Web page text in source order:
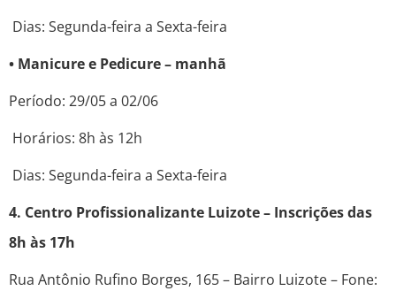
Dias: Segunda-feira a Sexta-feira
• Manicure e Pedicure – manhã
Período: 29/05 a 02/06
Horários: 8h às 12h
Dias: Segunda-feira a Sexta-feira
4. Centro Profissionalizante Luizote – Inscrições das
8h às 17h
Rua Antônio Rufino Borges, 165 – Bairro Luizote – Fone: